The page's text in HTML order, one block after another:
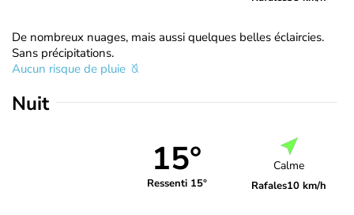
De nombreux nuages, mais aussi quelques belles éclaircies.
Sans précipitations.
Aucun risque de pluie
Nuit
15°
Ressenti 15°
Calme
Rafales10 km/h